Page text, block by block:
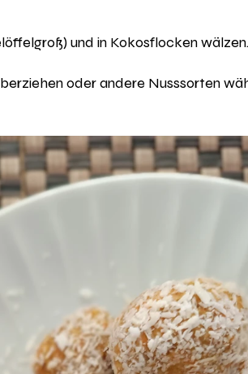
und in Kokosflocken wälzen.
oder andere Nusssorten